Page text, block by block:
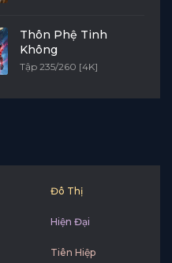
Thôn Phệ Tinh
Không
Tập 235/260 [4K]
Đô Thị
Hiện Đại
Tiên Hiệp